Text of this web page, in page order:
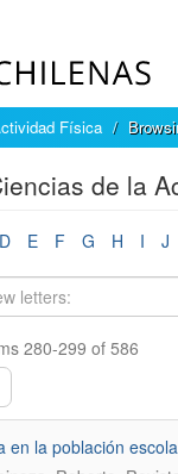
Física
de la
D E F G H I J
280-299 of 586
en la población